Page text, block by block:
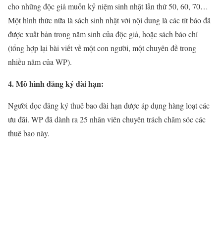
cho những độc giả muốn kỷ niệm sinh nhật lần thứ 50, 60, 70…
Một hình thức nữa là sách sinh nhật với nội dung là các tít báo đã
được xuất bản trong năm sinh của độc giả, hoặc sách báo chí
(tổng hợp lại bài viết về một con người, một chuyên đề trong
nhiều năm của WP).
4. Mô hình đăng ký dài hạn:
Người đọc đăng ký thuê bao dài hạn được áp dụng hàng loạt các
ưu đãi. WP đã dành ra 25 nhân viên chuyên trách chăm sóc các
thuê bao này.